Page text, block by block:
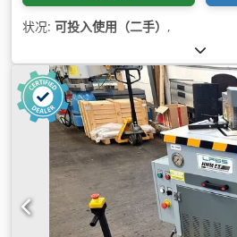
状况: 可投入使用（二手） ,